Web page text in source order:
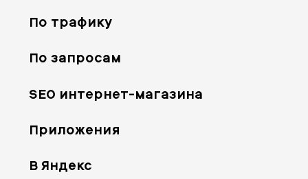
По трафику
По запросам
SEO интернет-магазина
Приложения
В Яндекс